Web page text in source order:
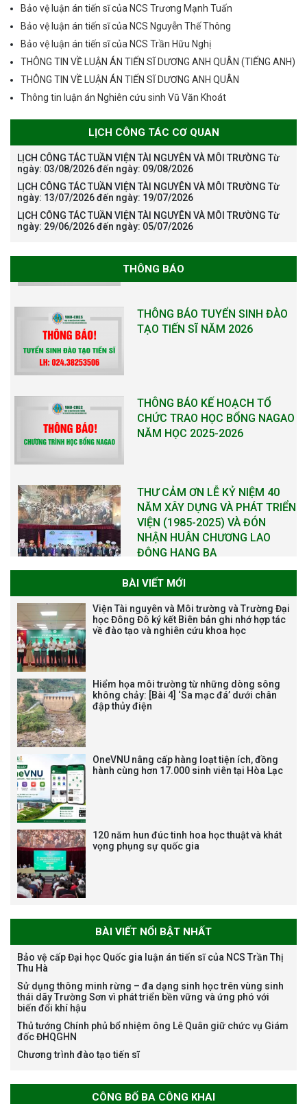
Bảo vệ luận án tiến sĩ của NCS Trương Mạnh Tuấn
Bảo vệ luận án tiến sĩ của NCS Nguyễn Thế Thông
Bảo vệ luận án tiến sĩ của NCS Trần Hữu Nghị
THÔNG TIN VỀ LUẬN ÁN TIẾN SĨ DƯƠNG ANH QUÂN (TIẾNG ANH)
THÔNG TIN VỀ LUẬN ÁN TIẾN SĨ DƯƠNG ANH QUÂN
Thông tin luận án Nghiên cứu sinh Vũ Văn Khoát
LỊCH CÔNG TÁC CƠ QUAN
LỊCH CÔNG TÁC TUẦN VIỆN TÀI NGUYÊN VÀ MÔI TRƯỜNG Từ
ngày: 03/08/2026 đến ngày: 09/08/2026
LỊCH CÔNG TÁC TUẦN VIỆN TÀI NGUYÊN VÀ MÔI TRƯỜNG Từ
ngày: 13/07/2026 đến ngày: 19/07/2026
LỊCH CÔNG TÁC TUẦN VIỆN TÀI NGUYÊN VÀ MÔI TRƯỜNG Từ
ngày: 29/06/2026 đến ngày: 05/07/2026
THÔNG BÁO
TẠO TIẾN SĨ NĂM 2026
CHỨC TRAO HỌC BỔNG NAGAO
NĂM HỌC 2025-2026
NĂM XÂY DỰNG VÀ PHÁT TRIỂN
VIỆN (1985-2025) VÀ ĐÓN
NHẬN HUÂN CHƯƠNG LAO
ĐỘNG HẠNG BA
Tạm dừng công tác tuyển dụng
viên chức, người lao động các
vị trí việc làm chức danh nghề
Bảo vệ luận án tiến sĩ của NCS
bổng Nagao tại Việt Nam năm
học 2026-2027
Thông báo về việc họp Tiểu
sơ chuyên môn cho các thí sinh
BÀI VIẾT MỚI
Viện Tài nguyên và Môi trường và Trường Đại
học Đông Đô ký kết Biên bản ghi nhớ hợp tác
về đào tạo và nghiên cứu khoa học
Hiểm họa môi trường từ những dòng sông
không chảy: [Bài 4] ‘Sa mạc đá’ dưới chân
đập thủy điện
OneVNU nâng cấp hàng loạt tiện ích, đồng
hành cùng hơn 17.000 sinh viên tại Hòa Lạc
120 năm hun đúc tinh hoa học thuật và khát
vọng phụng sự quốc gia
BÀI VIẾT NỔI BẬT NHẤT
Bảo vệ cấp Đại học Quốc gia luận án tiến sĩ của NCS Trần Thị
Thu Hà
Sử dụng thông minh rừng – đa dạng sinh học trên vùng sinh
thái dãy Trường Sơn vì phát triển bền vững và ứng phó với
biến đổi khí hậu
Thủ tướng Chính phủ bổ nhiệm ông Lê Quân giữ chức vụ Giám
đốc ĐHQGHN
Chương trình đào tạo tiến sĩ
CÔNG BỐ BA CÔNG KHAI